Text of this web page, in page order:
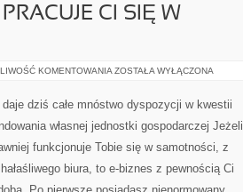
CI SIĘ W
KOMENTOWANIA JEŻELI
SIĘ
SAMOTNOŚCI
ZOSTAŁA WYŁĄCZONA
daje dziś całe mnóstwo dyspozycji w kwestii
własnej jednostki gospodarczej Jeżeli
funkcjonuje Tobie się w samotności, z
biura, to e-biznes z pewnością Ci